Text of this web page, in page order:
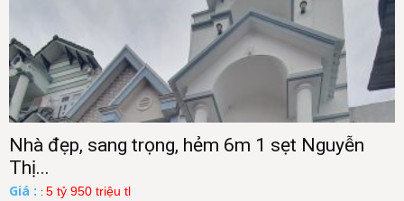
Nhà đẹp, sang trọng, hẻm 6m 1 sẹt Nguyễn
Thị...
Giá : : 5 tỷ 950 triệu tl